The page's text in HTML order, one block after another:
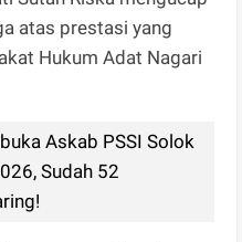
atas prestasi yang
Hukum Adat Nagari
Askab PSSI Solok
Sudah 52